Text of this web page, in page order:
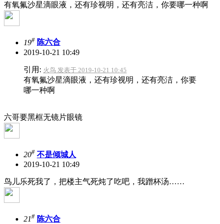
有氧氟沙星滴眼液，还有珍视明，还有亮洁，你要哪一种啊
19# 陈六合
2019-10-21 10:49
引用: 火鸟 发表于 2019-10-21 10:45
有氧氟沙星滴眼液，还有珍视明，还有亮洁，你要
哪一种啊
六哥要黑框无镜片眼镜
20# 不是倾城人
2019-10-21 10:49
鸟儿乐死我了，把楼主气死炖了吃吧，我蹭杯汤……
21# 陈六合